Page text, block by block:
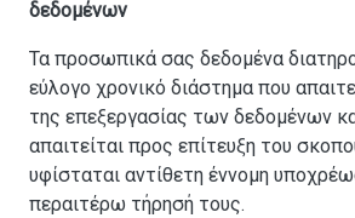
δεδομένων
Τα προσωπικά σας δεδομένα
εύλογο χρονικό διάστημα που
της επεξεργασίας των δεδομένων
απαιτείται προς επίτευξη του
υφίσταται αντίθετη έννομη
περαιτέρω τήρησή τους.